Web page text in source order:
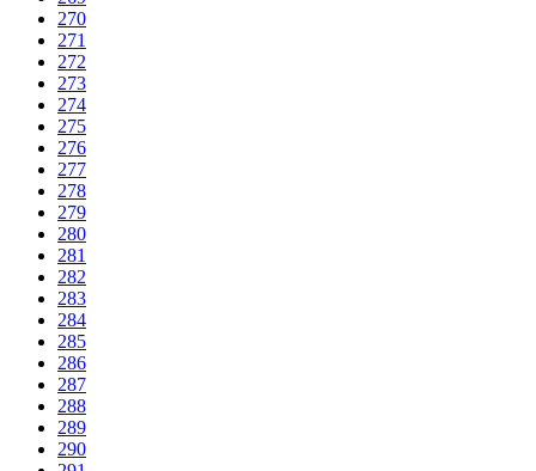
270
271
272
273
274
275
276
277
278
279
280
281
282
283
284
285
286
287
288
289
290